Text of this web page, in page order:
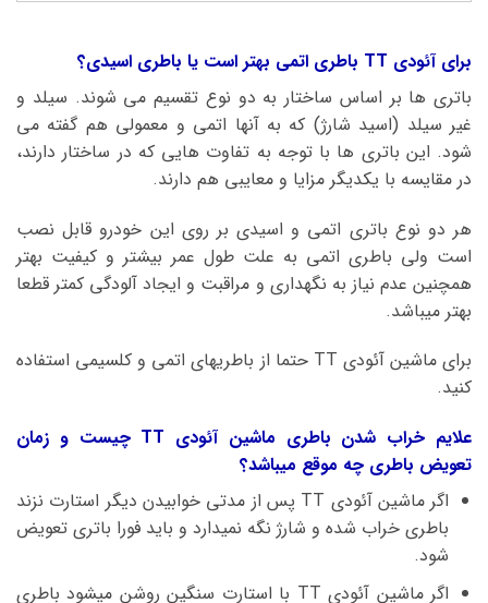
برای آئودی TT باطری اتمی بهتر است یا باطری اسیدی؟
باتری ها بر اساس ساختار به دو نوع تقسیم می شوند. سیلد و
غیر سیلد (اسید شارژ) که به آنها اتمی و معمولی هم گفته می
شود. این باتری ها با توجه به تفاوت هایی که در ساختار دارند،
در مقایسه با یکدیگر مزایا و معایبی هم دارند.
هر دو نوع باتری اتمی و اسیدی بر روی این خودرو قابل نصب
است ولی باطری اتمی به علت طول عمر بیشتر و کیفیت بهتر
همچنین عدم نیاز به نگهداری و مراقبت و ایجاد آلودگی کمتر قطعا
بهتر میباشد.
برای ماشین آئودی TT حتما از باطریهای اتمی و کلسیمی استفاده
کنید.
علایم خراب شدن باطری ماشین آئودی TT چیست و زمان
تعویض باطری چه موقع میباشد؟
اگر ماشین آئودی TT پس از مدتی خوابیدن دیگر استارت نزند
باطری خراب شده و شارژ نگه نمیدارد و باید فورا باتری تعویض
شود.
اگر ماشین آئودی TT با استارت سنگین روشن میشود باطری